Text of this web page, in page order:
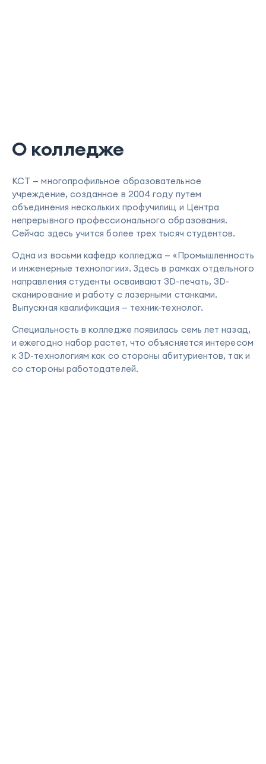
О колледже
КСТ — многопрофильное образовательное
учреждение, созданное в 2004 году путем
объединения нескольких профучилищ и Центра
непрерывного профессионального образования.
Сейчас здесь учится более трех тысяч студентов.
Одна из восьми кафедр колледжа — «Промышленность
и инженерные технологии». Здесь в рамках отдельного
направления студенты осваивают 3D-печать, 3D-
сканирование и работу с лазерными станками.
Выпускная квалификация — техник-технолог.
Специальность в колледже появилась семь лет назад,
и ежегодно набор растет, что объясняется интересом
к 3D-технологиям как со стороны абитуриентов, так и
со стороны работодателей.